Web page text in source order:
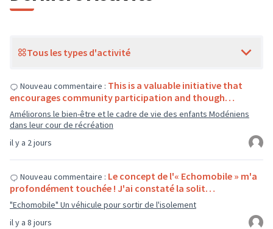
Tous les types d'activité
il y a 2 jours
Nouveau commentaire : This is a valuable initiative that
encourages community participation and though…
Améliorons le bien-être et le cadre de vie des enfants Modéniens
dans leur cour de récréation
il y a 8 jours
Nouveau commentaire : Le concept de l'« Echomobile » m'a
profondément touchée ! J'ai constaté la solit…
"Echomobile" Un véhicule pour sortir de l'isolement